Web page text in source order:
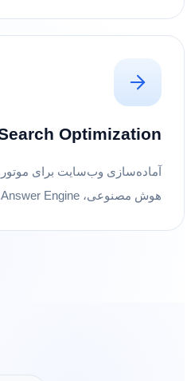
Optimization
آماده‌سازی وب‌سایت برای
هوش مصنوعی، Answer Engineها و نسل جدید Search.